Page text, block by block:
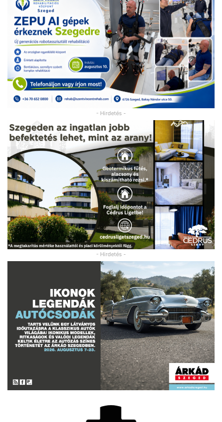
- Hirdetés -
- Hirdetés -